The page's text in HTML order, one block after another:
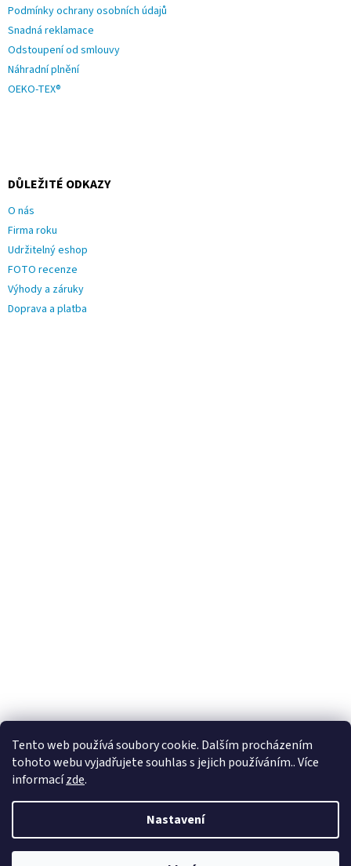
Tento web používá soubory cookie. Dalším procházením
tohoto webu vyjadřujete souhlas s jejich používáním.. Více
informacízde.
Nastavení
Podmínky ochrany osobních údajů
Snadná reklamace
Odstoupení od smlouvy
Náhradní plnění
OEKO-TEX®
DŮLEŽITÉ ODKAZY
O nás
Firma roku
Udržitelný eshop
FOTO recenze
Výhody a záruky
Doprava a platba
Copyright ©2012 - 2026Povleceniproskolky.cz, Malé náměstí 104,